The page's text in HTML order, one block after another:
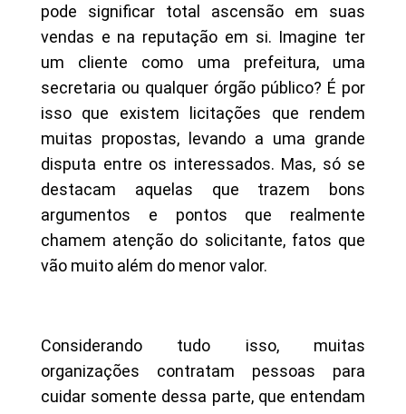
pode significar total ascensão em suas
vendas e na reputação em si. Imagine ter
um cliente como uma prefeitura, uma
secretaria ou qualquer órgão público? É por
isso que existem licitações que rendem
muitas propostas, levando a uma grande
disputa entre os interessados. Mas, só se
destacam aquelas que trazem bons
argumentos e pontos que realmente
chamem atenção do solicitante, fatos que
vão muito além do menor valor.
Considerando tudo isso, muitas
organizações contratam pessoas para
cuidar somente dessa parte, que entendam